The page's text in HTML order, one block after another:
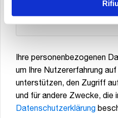
Ihre personenbezogenen
um Ihre Nutzererfahrung
unterstützen, den Zugriff
und für andere Zwecke, die
Datenschutzerklärung